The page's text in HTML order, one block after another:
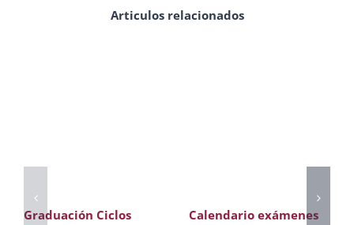
Articulos relacionados
Graduación Ciclos
Calendario exámenes